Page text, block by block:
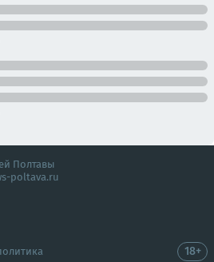
Полтавы
poltava.ru
18+